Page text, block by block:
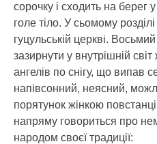
сорочку і сходить на берег
голе тіло. У сьомому
гуцульській церкві.
зазирнути у внутрішній
ангелів по снігу, що випав
напівсонний, неясний,
порятунок жінкою
напряму говориться про
народом своєї традиції: